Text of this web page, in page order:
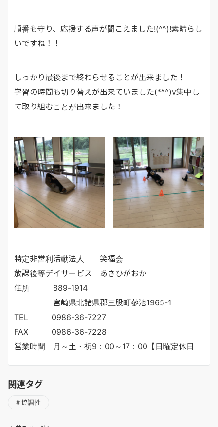
順番も守り、応援する声が聞こえました!(^^)!素晴らし
いですね！！
しっかり最後まで終わらせることが出来ました！
学習の時間も切り替えが出来ていました(*^^)v集中し
て取り組むことが出来ました！
特定非営利活動法人 笑福会
放課後等デイサービス あさひがおか
住所 889-1914
宮崎県北諸県郡三股町蓼池1965-1
TEL 0986-36-7227
FAX 0986-36-7228
営業時間 月～土・祝9：00～17：00【日曜定休日
関連タグ
協調性